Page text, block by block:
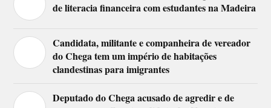
de literacia financeira com estudantes na Madeira
Candidata, militante e companheira de vereador
do Chega tem um império de habitações
clandestinas para imigrantes
Deputado do Chega acusado de agredir e de